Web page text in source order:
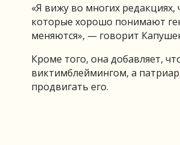
«Я вижу во многих
которые хорошо понимают
меняются», — говорит
Кроме того, она добавляет,
виктимблеймингом, а
продвигать его.